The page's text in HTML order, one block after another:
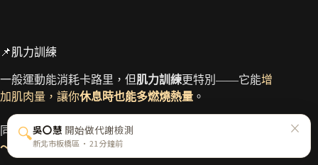
📌肌力訓練
一般運動能消耗卡路里，但肌力訓練更特別——它能增
加肌肉量，讓你休息時也能多燃燒熱量 。
同樣 1 公斤，肌肉每天可消耗約
～10 卡。
×